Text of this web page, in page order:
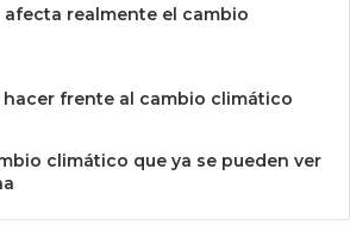
afecta realmente el cambio
hacer frente al cambio climático
climático que ya se pueden ver